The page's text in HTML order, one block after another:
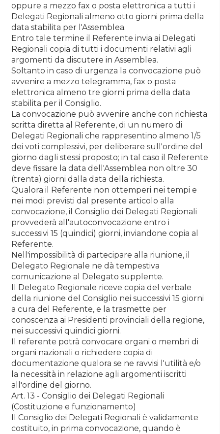
oppure a mezzo fax o posta elettronica a tutti i
Delegati Regionali almeno otto giorni prima della
data stabilita per l'Assemblea.
Entro tale termine il Referente invia ai Delegati
Regionali copia di tutti i documenti relativi agli
argomenti da discutere in Assemblea.
Soltanto in caso di urgenza la convocazione può
avvenire a mezzo telegramma, fax o posta
elettronica almeno tre giorni prima della data
stabilita per il Consiglio.
La convocazione può avvenire anche con richiesta
scritta diretta al Referente, di un numero di
Delegati Regionali che rappresentino almeno 1/5
dei voti complessivi, per deliberare sull'ordine del
giorno dagli stessi proposto; in tal caso il Referente
deve fissare la data dell'Assemblea non oltre 30
(trenta) giorni dalla data della richiesta.
Qualora il Referente non ottemperi nei tempi e
nei modi previsti dal presente articolo alla
convocazione, il Consiglio dei Delegati Regionali
provvederà all'autoconvocazione entro i
successivi 15 (quindici) giorni, inviandone copia al
Referente.
Nell'impossibilità di partecipare alla riunione, il
Delegato Regionale ne dà tempestiva
comunicazione al Delegato supplente.
Il Delegato Regionale riceve copia del verbale
della riunione del Consiglio nei successivi 15 giorni
a cura del Referente, e la trasmette per
conoscenza ai Presidenti provinciali della regione,
nei successivi quindici giorni.
Il referente potrà convocare organi o membri di
organi nazionali o richiedere copia di
documentazione qualora se ne ravvisi l'utilità e/o
la necessità in relazione agli argomenti iscritti
all'ordine del giorno.
Art. 13 - Consiglio dei Delegati Regionali
(Costituzione e funzionamento)
Il Consiglio dei Delegati Regionali è validamente
costituito, in prima convocazione, quando è